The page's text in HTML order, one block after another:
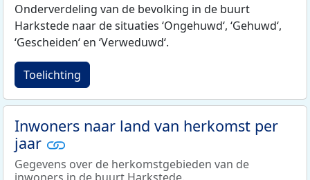
Onderverdeling van de bevolking in de buurt
Harkstede naar de situaties ‘Ongehuwd‘, ‘Gehuwd‘,
‘Gescheiden‘ en ‘Verweduwd‘.
Toelichting
Inwoners naar land van herkomst per
jaar
Gegevens over de herkomstgebieden van de